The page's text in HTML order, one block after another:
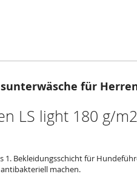
für
LS light 180 g/
Bekleidungsschicht für
machen.